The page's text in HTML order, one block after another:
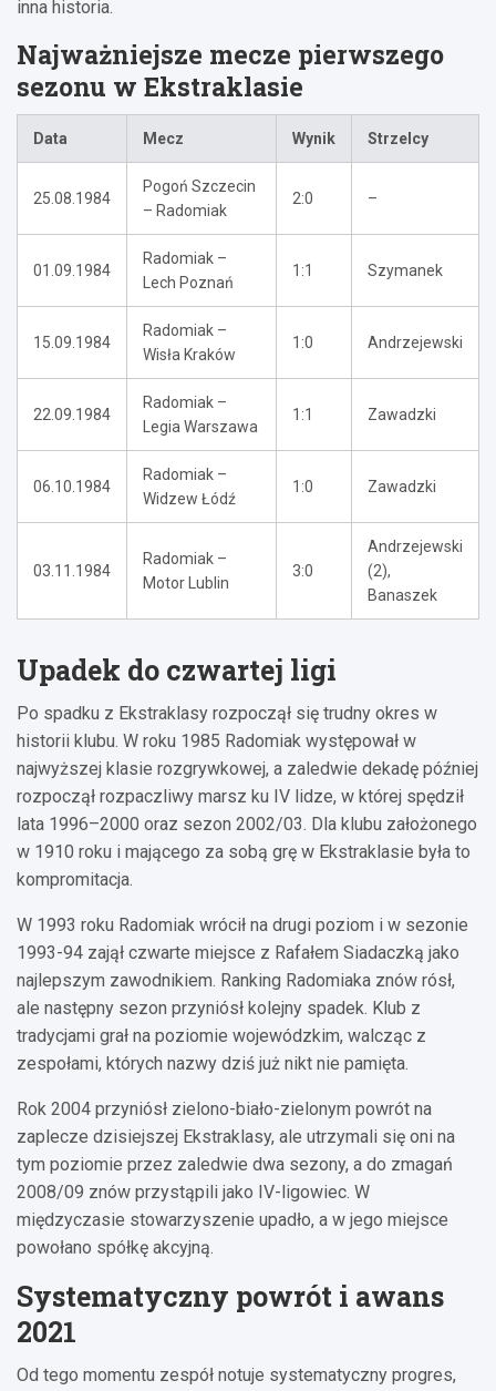
inna historia.
Najważniejsze mecze pierwszego
sezonu w Ekstraklasie
Data Mecz Wynik Strzelcy
25.08.1984
Pogoń Szczecin
– Radomiak
2:0 –
01.09.1984
Radomiak –
Lech Poznań
1:1 Szymanek
15.09.1984
Radomiak –
Wisła Kraków
1:0 Andrzejewski
22.09.1984
Radomiak –
Legia Warszawa
1:1 Zawadzki
06.10.1984
Radomiak –
Widzew Łódź
1:0 Zawadzki
03.11.1984
Radomiak –
Motor Lublin
3:0
Andrzejewski
(2),
Banaszek
Upadek do czwartej ligi
Po spadku z Ekstraklasy rozpoczął się trudny okres w
historii klubu. W roku 1985 Radomiak występował w
najwyższej klasie rozgrywkowej, a zaledwie dekadę później
rozpoczął rozpaczliwy marsz ku IV lidze, w której spędził
lata 1996–2000 oraz sezon 2002/03. Dla klubu założonego
w 1910 roku i mającego za sobą grę w Ekstraklasie była to
kompromitacja.
W 1993 roku Radomiak wrócił na drugi poziom i w sezonie
1993-94 zajął czwarte miejsce z Rafałem Siadaczką jako
najlepszym zawodnikiem. Ranking Radomiaka znów rósł,
ale następny sezon przyniósł kolejny spadek. Klub z
tradycjami grał na poziomie wojewódzkim, walcząc z
zespołami, których nazwy dziś już nikt nie pamięta.
Rok 2004 przyniósł zielono-biało-zielonym powrót na
zaplecze dzisiejszej Ekstraklasy, ale utrzymali się oni na
tym poziomie przez zaledwie dwa sezony, a do zmagań
2008/09 znów przystąpili jako IV-ligowiec. W
międzyczasie stowarzyszenie upadło, a w jego miejsce
powołano spółkę akcyjną.
Systematyczny powrót i awans
2021
Od tego momentu zespół notuje systematyczny progres,